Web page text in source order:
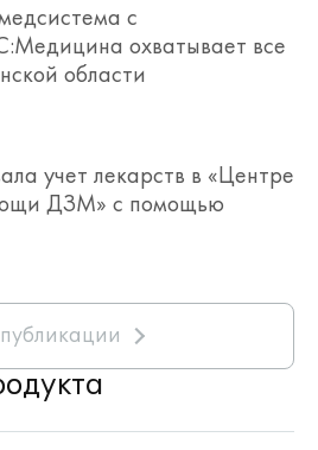
с
охватывает все
области
учет лекарств в «Центре
ДЗМ» с помощью
публикации